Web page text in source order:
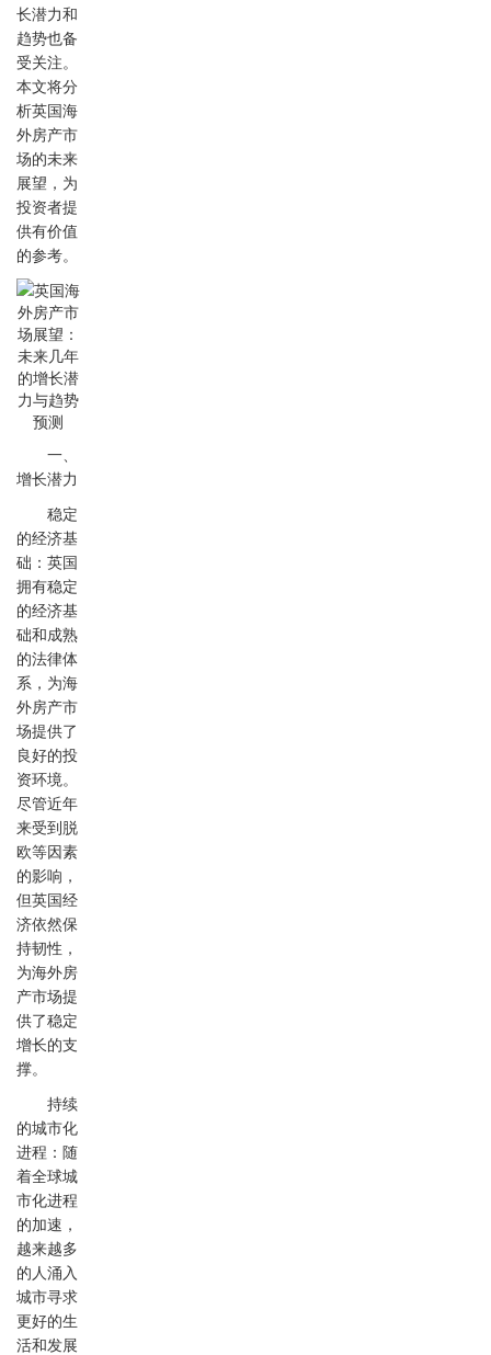
长潜力和
趋势也备
受关注。
本文将分
析英国海
外房产市
场的未来
展望，为
投资者提
供有价值
的参考。
一、
增长潜力
稳定
的经济基
础：英国
拥有稳定
的经济基
础和成熟
的法律体
系，为海
外房产市
场提供了
良好的投
资环境。
尽管近年
来受到脱
欧等因素
的影响，
但英国经
济依然保
持韧性，
为海外房
产市场提
供了稳定
增长的支
撑。
持续
的城市化
进程：随
着全球城
市化进程
的加速，
越来越多
的人涌入
城市寻求
更好的生
活和发展